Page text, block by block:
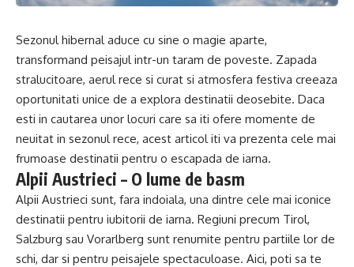
Sezonul hibernal aduce cu sine o magie aparte,
transformand peisajul intr-un taram de poveste. Zapada
stralucitoare, aerul rece si curat si atmosfera festiva creeaza
oportunitati unice de a explora destinatii deosebite. Daca
esti in cautarea unor locuri care sa iti ofere momente de
neuitat in sezonul rece, acest articol iti va prezenta cele mai
frumoase destinatii pentru o escapada de iarna.
Alpii Austrieci – O lume de basm
Alpii Austrieci sunt, fara indoiala, una dintre cele mai iconice
destinatii pentru iubitorii de iarna. Regiuni precum Tirol,
Salzburg sau Vorarlberg sunt renumite pentru partiile lor de
schi, dar si pentru peisajele spectaculoase. Aici, poti sa te